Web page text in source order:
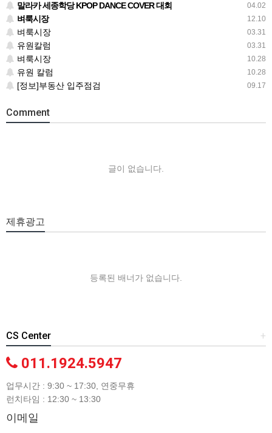
04.02
말라카 세종학당 KPOP DANCE COVER 대회
12.10
벼룩시장
03.31
벼룩시장
03.31
유원칼럼
10.28
벼룩시장
10.28
유원 칼럼
09.17
[정보]부동산 입주점검
Comment
글이 없습니다.
제휴광고
등록된 배너가 없습니다.
+
CS Center
011.1924.5947
업무시간 : 9:30 ~ 17:30, 연중무휴
런치타임 : 12:30 ~ 13:30
이메일